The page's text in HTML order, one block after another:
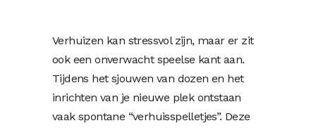
Verhuizen kan stressvol zijn, maar er zit
ook een onverwacht speelse kant aan.
Tijdens het sjouwen van dozen en het
inrichten van je nieuwe plek ontstaan
vaak spontane “verhuisspelletjes”. Deze